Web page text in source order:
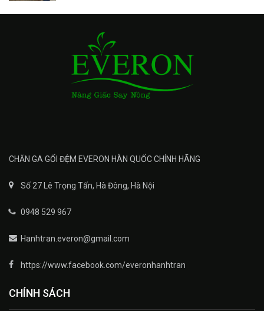
CHĂN GA GỐI ĐỆM EVERON HÀN QUỐC CHÍNH HÃNG
Số 27 Lê Trọng Tấn, Hà Đông, Hà Nội
0948 529 967
Hanhtran.everon@gmail.com
https://www.facebook.com/everonhanhtran
CHÍNH SÁCH